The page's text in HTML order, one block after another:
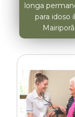
longa
para idoso
Mairiporã